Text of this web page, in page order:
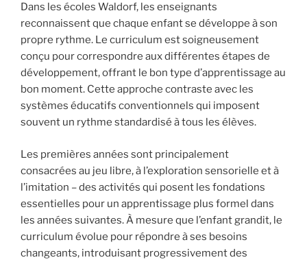
Dans les écoles Waldorf, les enseignants
reconnaissent que chaque enfant se développe à son
propre rythme. Le curriculum est soigneusement
conçu pour correspondre aux différentes étapes de
développement, offrant le bon type d’apprentissage au
bon moment. Cette approche contraste avec les
systèmes éducatifs conventionnels qui imposent
souvent un rythme standardisé à tous les élèves.
Les premières années sont principalement
consacrées au jeu libre, à l’exploration sensorielle et à
l’imitation – des activités qui posent les fondations
essentielles pour un apprentissage plus formel dans
les années suivantes. À mesure que l’enfant grandit, le
curriculum évolue pour répondre à ses besoins
changeants, introduisant progressivement des